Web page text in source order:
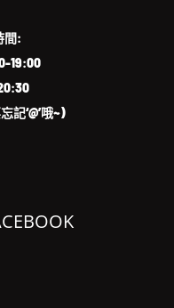
間:
19:00
記‘@’哦~)